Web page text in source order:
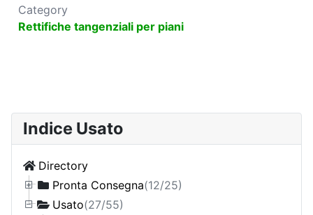
Category
Rettifiche tangenziali per piani
Indice Usato
Directory
Pronta Consegna(12/25)
Centri di lavoro
Usato(27/55)